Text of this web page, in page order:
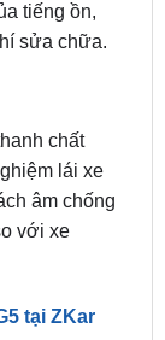
lái xe
âm chống
với xe
tại ZKar
tình trạng